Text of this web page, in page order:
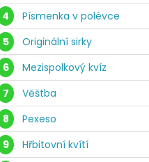
4
Písmenka v polévce
5
Originální sirky
6
Mezispolkový kvíz
7
Věštba
8
Pexeso
9
Hřbitovní kvítí